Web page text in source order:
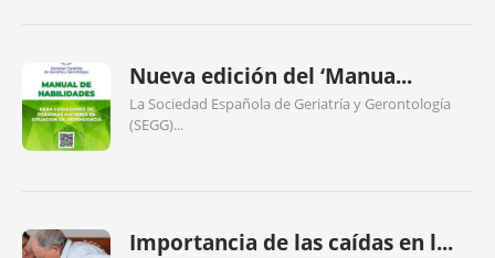
Nueva edición del ‘Manua...
La Sociedad Española de Geriatría y Gerontología
(SEGG)...
Importancia de las caídas en l...